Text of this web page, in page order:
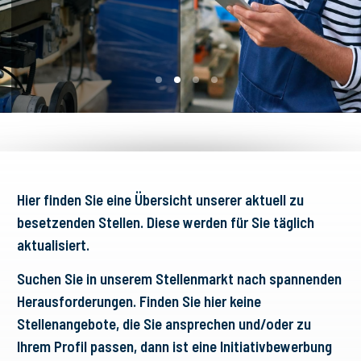
Hier finden Sie eine Übersicht unserer aktuell zu
besetzenden Stellen. Diese werden für Sie täglich
aktualisiert.
Suchen Sie in unserem Stellenmarkt nach spannenden
Herausforderungen. Finden Sie hier keine
Stellenangebote, die Sie ansprechen und/oder zu
Ihrem Profil passen, dann ist eine Initiativbewerbung